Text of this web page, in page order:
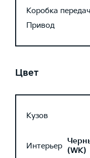
Коробка передач
Привод
Цвет
Кузов
Интерьер (WK)